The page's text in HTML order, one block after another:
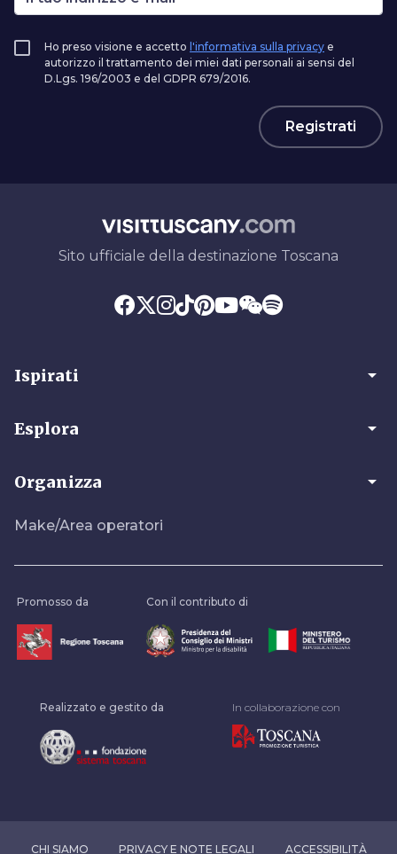
Ho preso visione e accetto l'informativa sulla privacy e
autorizzo il trattamento dei miei dati personali ai sensi del
D.Lgs. 196/2003 e del GDPR 679/2016.
Registrati
Sito ufficiale della destinazione Toscana
Ispirati arrow_drop_down
Esplora arrow_drop_down
Organizza arrow_drop_down
Make/Area operatori
Promosso da Con il contributo di
Realizzato e gestito da In collaborazione con
CHI SIAMO PRIVACY E NOTE LEGALI ACCESSIBILITÀ